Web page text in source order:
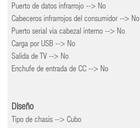
Puerto de datos infrarrojo --> No
Cabeceros infrarrojos del consumidor --> No
Puerto serial via cabezal interno --> No
Carga por USB --> No
Salida de TV --> No
Enchufe de entrada de CC --> No
Diseño
Tipo de chasis --> Cubo